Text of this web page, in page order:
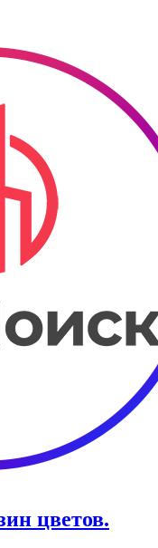
цветов.